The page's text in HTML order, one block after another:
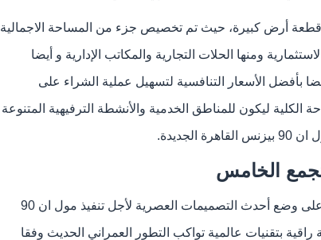
الخامس على قطعة أرض كبيرة، حيث تم تخصيص جزء من المساحة الاجمالية
ومنها الحلات التجارية والمكاتب الإدارية و أيضا
بأفضل الأسعار التنافسية لتسهيل عملية الشراء على
ليكون للمناطق الخدمية والأنشطة الترفيهية المتنوعة
حرصت شركة ويلث للتنمية والاستثمار العقاري على وضع أحدث التصميمات العصرية لأجل تنفيذ مول ان 90
بتقنيات عالمية تواكب التطور العمراني الحديث وفقا